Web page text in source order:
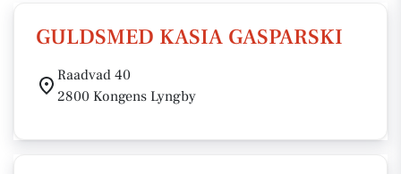
GULDSMED KASIA GASPARSKI
Raadvad 40
2800 Kongens Lyngby